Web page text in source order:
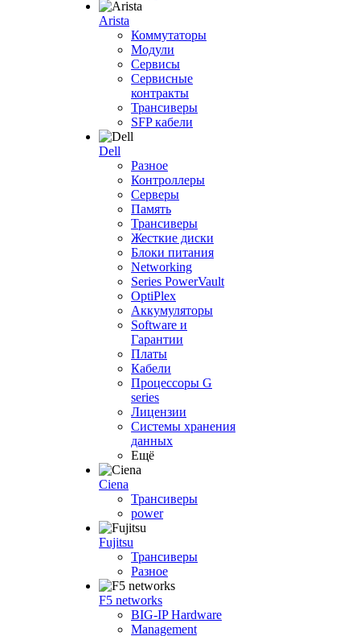
Arista
Коммутаторы
Модули
Сервисы
Сервисные
контракты
Трансиверы
SFP кабели
Dell
Разное
Контроллеры
Серверы
Память
Трансиверы
Жесткие диски
Блоки питания
Networking
Series PowerVault
OptiPlex
Аккумуляторы
Software и
Гарантии
Платы
Кабели
Процессоры G
series
Лицензии
Системы хранения
данных
Ещё
Ciena
Трансиверы
power
Fujitsu
Трансиверы
Разное
F5 networks
BIG-IP Hardware
Management